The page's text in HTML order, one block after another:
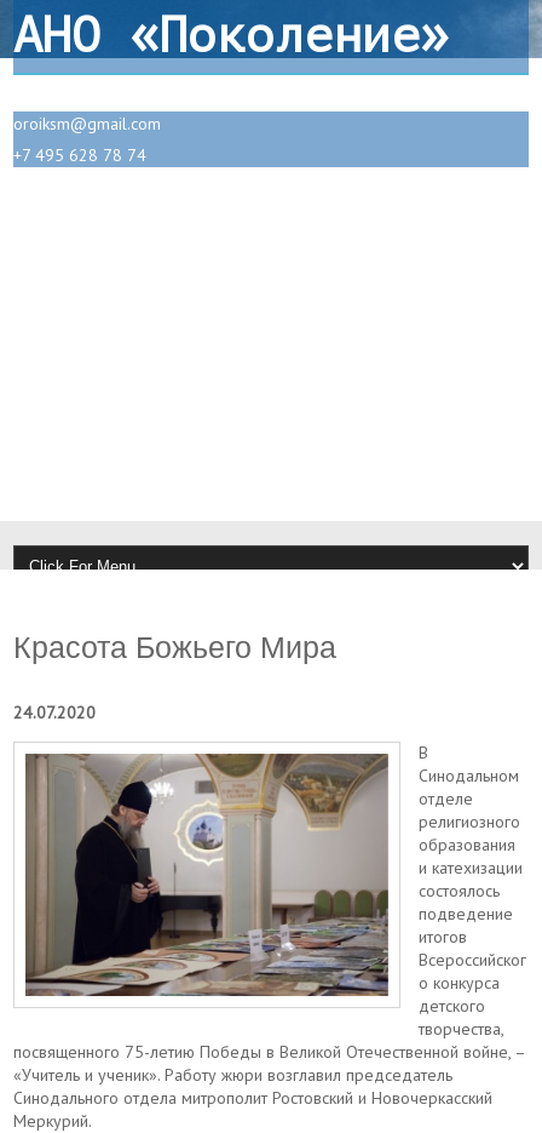
АНО «Поколение»
oroiksm@gmail.com
+7 495 628 78 74
Красота Божьего Мира
24.07.2020
В
Синодальном
отделе
религиозного
образования
и катехизации
состоялось
подведение
итогов
Всероссийског
о конкурса
детского
творчества,
посвященного 75-летию Победы в Великой Отечественной войне, –
«Учитель и ученик». Работу жюри возглавил председатель
Синодального отдела митрополит Ростовский и Новочеркасский
Меркурий.